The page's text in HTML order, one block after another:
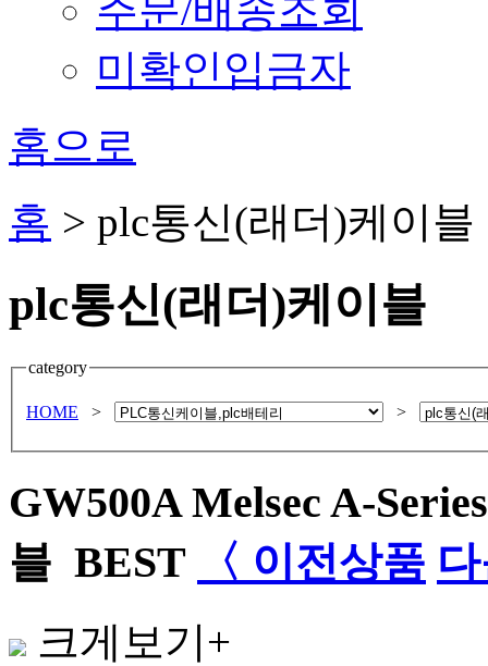
주문/배송조회
미확인입금자
홈으로
홈 > plc통신(래더)케이블
plc통신(래더)케이블
category
HOME > >
GW500A Melsec A-
블 BEST 〈 이전상품
크게보기+